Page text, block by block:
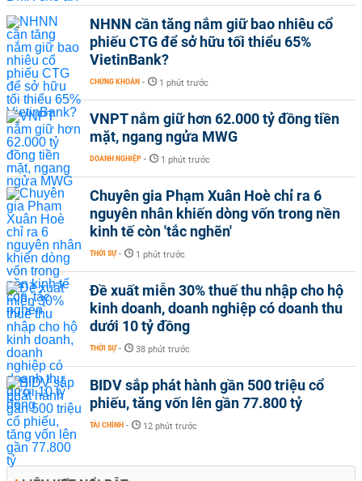
NHNN cần tăng nắm giữ bao nhiêu cổ
phiếu CTG để sở hữu tối thiểu 65%
VietinBank?
CHỨNG KHOÁN - 1 phút trước
VNPT nắm giữ hơn 62.000 tỷ đồng tiền
mặt, ngang ngửa MWG
DOANH NGHIỆP - 1 phút trước
Chuyên gia Phạm Xuân Hoè chỉ ra 6
nguyên nhân khiến dòng vốn trong nền
kinh tế còn 'tắc nghẽn'
THỜI SỰ - 1 phút trước
Đề xuất miễn 30% thuế thu nhập cho hộ
kinh doanh, doanh nghiệp có doanh thu
dưới 10 tỷ đồng
THỜI SỰ - 38 phút trước
BIDV sắp phát hành gần 500 triệu cổ
phiếu, tăng vốn lên gần 77.800 tỷ
TÀI CHÍNH - 12 phút trước